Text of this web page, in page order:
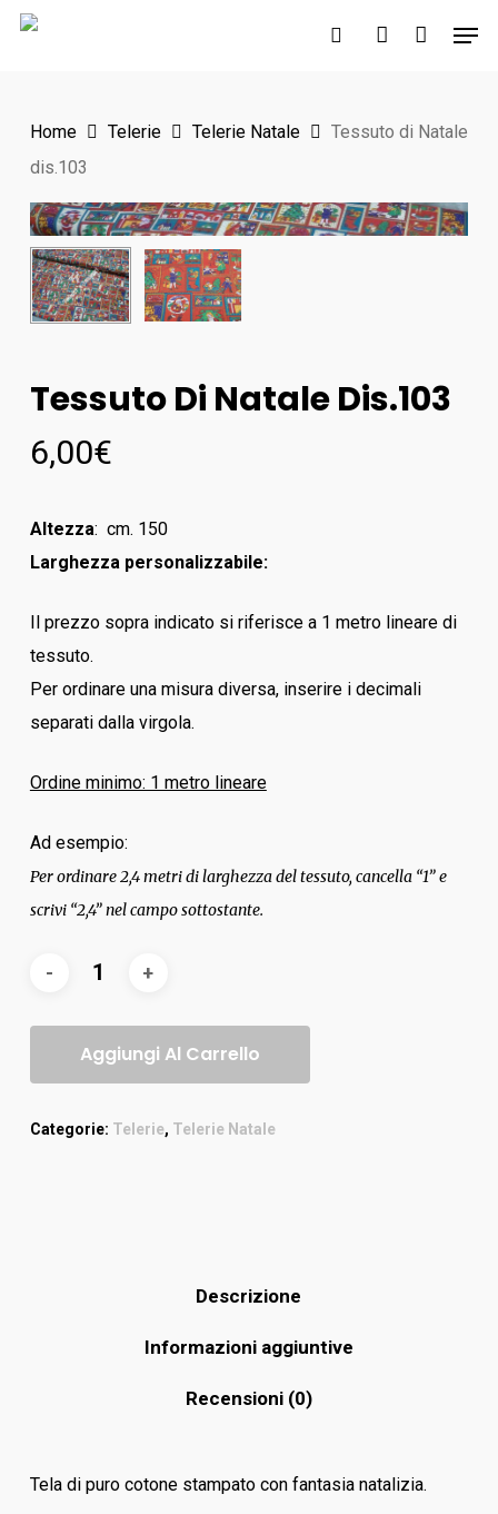
Skip
search account
Home Telerie Telerie Natale
Tessuto di Natale
dis.103
Tessuto Di Natale Dis.103
6,00€
Altezza: cm. 150
Larghezza personalizzabile:
Il prezzo sopra indicato si riferisce a 1 metro lineare di
tessuto.
Per ordinare una misura diversa, inserire i decimali
separati dalla virgola.
Ordine minimo: 1 metro lineare
Ad esempio:
Per ordinare 2,4 metri di larghezza del tessuto, cancella “1” e
scrivi “2,4” nel campo sottostante.
Aggiungi Al Carrello
Categorie: Telerie, Telerie Natale
Descrizione
Informazioni aggiuntive
Recensioni (0)
Tela di puro cotone stampato con fantasia natalizia.